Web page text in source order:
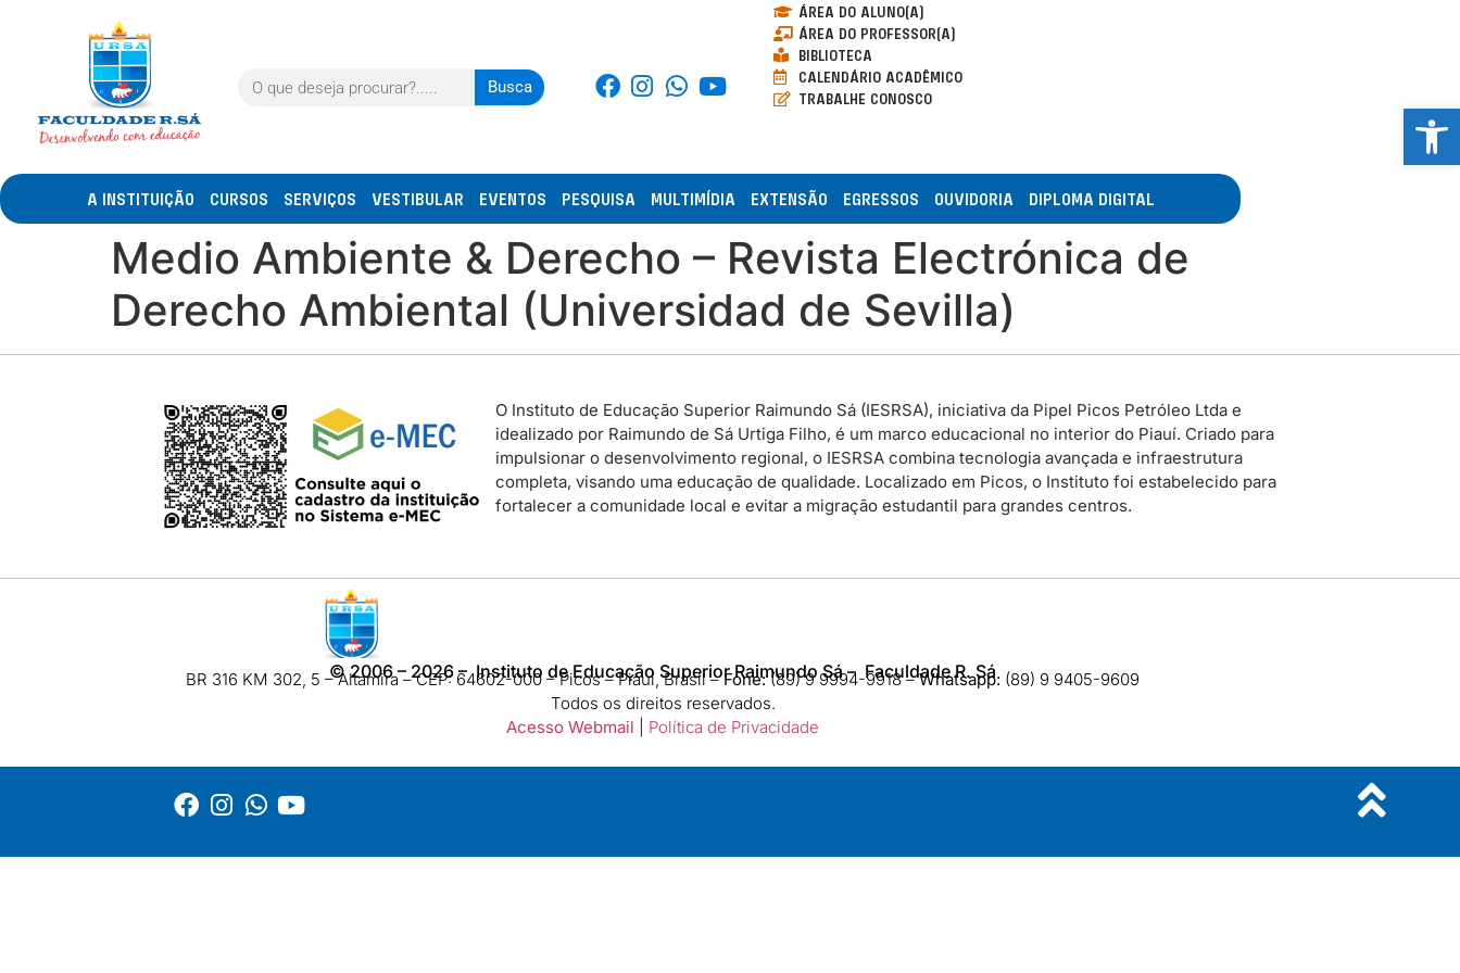
Busca
ÁREA DO ALUNO(A)
ÁREA DO PROFESSOR(A)
BIBLIOTECA
CALENDÁRIO ACADÊMICO
TRABALHE CONOSCO
A INSTITUIÇÃO CURSOS SERVIÇOS VESTIBULAR EVENTOS PESQUISA MULTIMÍDIA EXTENSÃO EGRESSOS OUVIDORIA DIPLOMA DIGITAL
Medio Ambiente & Derecho – Revista Electrónica de
Derecho Ambiental (Universidad de Sevilla)
O Instituto de Educação Superior Raimundo Sá (IESRSA), iniciativa da Pipel Picos Petróleo Ltda e
idealizado por Raimundo de Sá Urtiga Filho, é um marco educacional no interior do Piauí. Criado para
impulsionar o desenvolvimento regional, o IESRSA combina tecnologia avançada e infraestrutura
completa, visando uma educação de qualidade. Localizado em Picos, o Instituto foi estabelecido para
fortalecer a comunidade local e evitar a migração estudantil para grandes centros.
©2006 – 2026– Instituto de Educação Superior Raimundo Sá – Faculdade R. Sá
BR 316 KM 302, 5 – Altamira – CEP: 64602-000 – Picos – Piauí, Brasil –Fone:(89) 9 9994-9918​ –Whatsapp: (89) 9 9405-9609
Todos os direitos reservados.
Acesso Webmail
Política de Privacidade
Abrir